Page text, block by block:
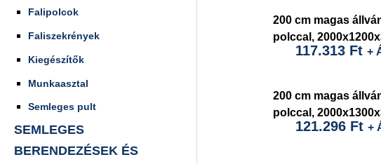
Falipolcok
Faliszekrények
Kiegészítők
Munkaasztal
Semleges pult
SEMLEGES
BERENDEZÉSEK ÉS
200 cm magas
polccal,
117.313 Ft +
200 cm magas
polccal,
121.296 Ft +